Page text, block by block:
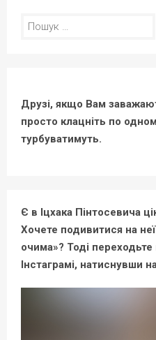
Пошук:
Друзі, якщо Вам
просто клацніть по
турбуватимуть.
Є в Іцхака Пінтосевича
Хочете подивитися на
очима»? Тоді
Інстаграмі, натиснувши